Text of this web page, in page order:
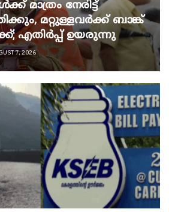
മാത്രം നേരിട്ട്
മറ്റുള്ളവർക്ക് ബാങ്ക്
എതിർപ്പ് ഉയരുന്നു
7, 2026